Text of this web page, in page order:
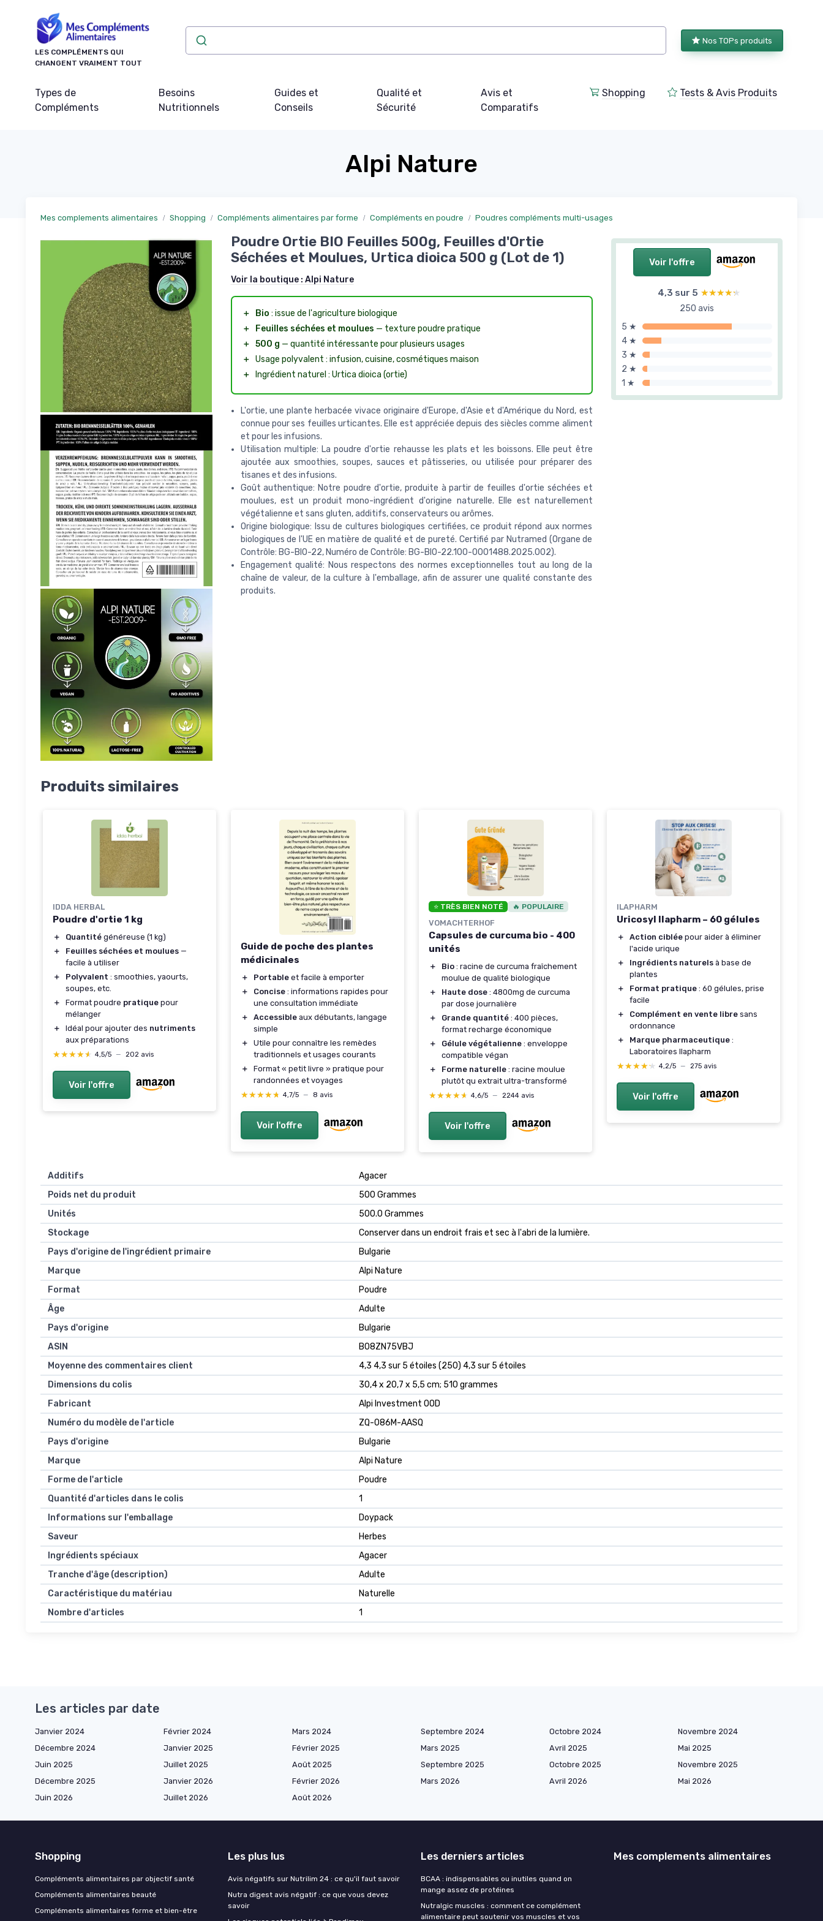
LES COMPLÉMENTS QUI
CHANGENT VRAIMENT TOUT
Nos TOPs produits
Types de
Compléments
Besoins
Nutritionnels
Guides et
Conseils
Qualité et
Sécurité
Avis et
Comparatifs
Shopping Tests & Avis Produits
Alpi Nature
Mes complements alimentaires Shopping Compléments alimentaires par forme Compléments en poudre Poudres compléments multi-usages
Voir l'offre
4,3 sur 5 ★★★★★
★★★★★
250 avis
5 ★
4 ★
3 ★
2 ★
1 ★
Poudre Ortie BIO Feuilles 500g, Feuilles d'Ortie
Séchées et Moulues, Urtica dioica 500 g (Lot de 1)
Voir la boutique : Alpi Nature
＋ Bio : issue de l'agriculture biologique
＋
Feuilles séchées et moulues — texture poudre pratique
＋ 500 g — quantité intéressante pour plusieurs usages
＋ Usage polyvalent : infusion, cuisine, cosmétiques maison
＋
Ingrédient naturel : Urtica dioica (ortie)
L'ortie, une plante herbacée vivace originaire d'Europe, d'Asie et d'Amérique du Nord, est
connue pour ses feuilles urticantes. Elle est appréciée depuis des siècles comme aliment
et pour les infusions.
Utilisation multiple: La poudre d'ortie rehausse les plats et les boissons. Elle peut être
ajoutée aux smoothies, soupes, sauces et pâtisseries, ou utilisée pour préparer des
tisanes et des infusions.
Goût authentique: Notre poudre d'ortie, produite à partir de feuilles d'ortie séchées et
moulues, est un produit mono-ingrédient d'origine naturelle. Elle est naturellement
végétalienne et sans gluten, additifs, conservateurs ou arômes.
Origine biologique: Issu de cultures biologiques certifiées, ce produit répond aux normes
biologiques de l'UE en matière de qualité et de pureté. Certifié par Nutramed (Organe de
Contrôle: BG-BIO-22, Numéro de Contrôle: BG-BIO-22.100-0001488.2025.002).
Engagement qualité: Nous respectons des normes exceptionnelles tout au long de la
chaîne de valeur, de la culture à l'emballage, afin de assurer une qualité constante des
produits.
Produits similaires
IDDA HERBAL
Poudre d'ortie 1 kg
＋ Quantité généreuse (1 kg)
＋
Feuilles séchées et moulues —
facile à utiliser
＋
Polyvalent : smoothies, yaourts,
soupes, etc.
＋
Format poudre pratique pour
mélanger
＋
Idéal pour ajouter des nutriments
aux préparations
★★★★★
★★★★★ 4,5/5 — 202 avis
Voir l'offre
Guide de poche des plantes
médicinales
＋ Portable et facile à emporter
＋
Concise : informations rapides pour
une consultation immédiate
＋
Accessible aux débutants, langage
simple
＋
Utile pour connaître les remèdes
traditionnels et usages courants
＋
Format « petit livre » pratique pour
randonnées et voyages
★★★★★
★★★★★ 4,7/5 — 8 avis
Voir l'offre
⭐ TRÈS BIEN NOTÉ 🔥 POPULAIRE
VOMACHTERHOF
Capsules de curcuma bio - 400
unités
＋ Bio : racine de curcuma fraîchement
moulue de qualité biologique
＋
Haute dose : 4800mg de curcuma
par dose journalière
＋
Grande quantité : 400 pièces,
format recharge économique
＋
Gélule végétalienne : enveloppe
compatible végan
＋
Forme naturelle : racine moulue
plutôt qu extrait ultra-transformé
★★★★★
★★★★★ 4,6/5 — 2244 avis
Voir l'offre
ILAPHARM
Uricosyl Ilapharm – 60 gélules
＋ Action ciblée pour aider à éliminer
l'acide urique
＋
Ingrédients naturels à base de
plantes
＋
Format pratique : 60 gélules, prise
facile
＋
Complément en vente libre sans
ordonnance
＋
Marque pharmaceutique :
Laboratoires Ilapharm
★★★★★
★★★★★ 4,2/5 — 275 avis
Voir l'offre
Additifs
‎Agacer
Poids net du produit
‎500 Grammes
Unités
‎500.0 Grammes
Stockage
‎Conserver dans un endroit frais et sec à l'abri de la lumière.
Pays d'origine de l'ingrédient primaire
‎Bulgarie
Marque
‎Alpi Nature
Format
‎Poudre
Âge
‎Adulte
Pays d'origine
‎Bulgarie
ASIN
B08ZN75VBJ
Moyenne des commentaires client
4,3 4,3 sur 5 étoiles (250) 4,3 sur 5 étoiles
Dimensions du colis
30,4 x 20,7 x 5,5 cm; 510 grammes
Fabricant
Alpi Investment OOD
Numéro du modèle de l'article
ZQ-086M-AASQ
Pays d'origine
Bulgarie
Marque
Alpi Nature
Forme de l'article
Poudre
Quantité d'articles dans le colis
1
Informations sur l'emballage
Doypack
Saveur
Herbes
Ingrédients spéciaux
Agacer
Tranche d'âge (description)
Adulte
Caractéristique du matériau
Naturelle
Nombre d'articles
1
Les articles par date
Janvier 2024 Février 2024 Mars 2024 Septembre 2024 Octobre 2024
Novembre 2024
Décembre 2024
Janvier 2025 Février 2025 Mars 2025 Avril 2025
Mai 2025
Juin 2025
Juillet 2025 Août 2025 Septembre 2025 Octobre 2025
Novembre 2025
Décembre 2025
Janvier 2026 Février 2026 Mars 2026 Avril 2026
Mai 2026
Juin 2026
Juillet 2026 Août 2026
Shopping
Compléments alimentaires par objectif santé
Compléments alimentaires beauté
Compléments alimentaires forme et bien-être
Les plus lus
Avis négatifs sur Nutrilim 24 : ce qu'il faut savoir
Nutra digest avis négatif : ce que vous devez
savoir
Les derniers articles
BCAA : indispensables ou inutiles quand on
mange assez de protéines
Nutralgic muscles : comment ce complément
alimentaire peut soutenir vos muscles et vos
Mes complements alimentaires